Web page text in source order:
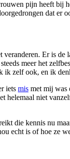
pijn heeft
dat
Er is
meer het
ik zelf ook, en ik
iets mis met mij was
niet
die kennis nu
echt is of hoe ze